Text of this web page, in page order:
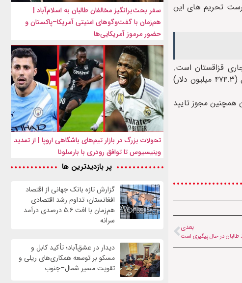
تحریم های این
قزاقستان است.
مبادلات تجاری بین قزاقستان و افغانستان سال ۲۰۲۲ بالغ بر ۹۸۷.۹ میلیون دلار بوده که ۲.۱ برابر بیشتر از مدت مشابه سال قبل (۴۷۴.۳ میلیون دلار)
همچنین مجوز تایید
بعدی
در حال پیگیری است
سفر بحث‌برانگیز مخالفان طالبان به اسلام‌آباد |
هم‌زمان با گفت‌وگوهای امنیتی آمریکا–پاکستان و
حضور مرموز آمریکایی‌ها
تحولات بزرگ در بازار تیم‌های باشگاهی اروپا | از تمدید
وینیسیوس تا توافق رودری با بارسلونا
پر بازدیدترین ها
گزارش تازه بانک جهانی از اقتصاد
افغانستان؛ تداوم رشد اقتصادی
هم‌زمان با افت ۵.۶ درصدی درآمد
سرانه
دیدار در عشق‌آباد؛ تأکید کابل و
مسکو بر توسعه همکاری‌های ریلی و
تقویت مسیر شمال–جنوب